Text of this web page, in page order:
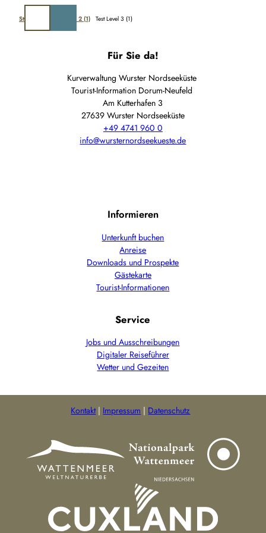
Suche
Startseite Tets Level 2 (1) Test Level 3 (1)
Für Sie da!
Kurverwaltung Wurster Nordseeküste
Tourist-Information Dorum-Neufeld
Am Kutterhafen 3
27639 Wurster Nordseeküste
+49 4741 960 0
info@wursternordseekueste.de
Informieren
Unterkunft buchen
Anreise
Downloads und Prospekte
Gästekarte
Tourist-Informationen
Service
Jobs und Ausschreibungen
Digitaler Reiseführer
Wetter und Gezeiten
Kontakt Impressum Datenschutz